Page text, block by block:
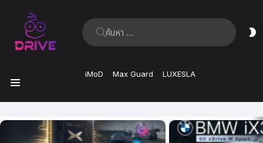
ค้นหา:
iMoD Max Guard LUXESLA